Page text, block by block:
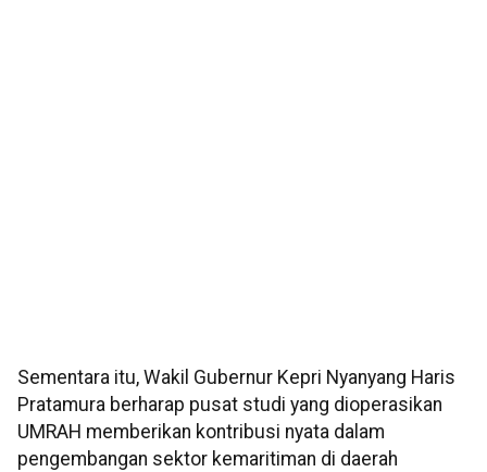
Sementara itu, Wakil Gubernur Kepri Nyanyang Haris
Pratamura berharap pusat studi yang dioperasikan
UMRAH memberikan kontribusi nyata dalam
pengembangan sektor kemaritiman di daerah